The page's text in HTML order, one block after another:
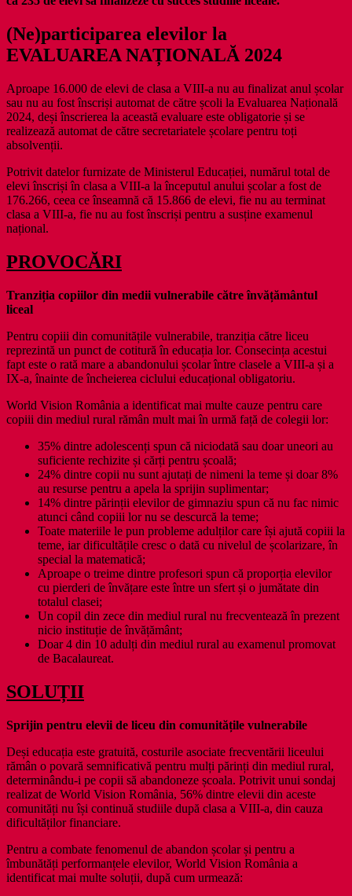
(Ne)participarea elevilor la
EVALUAREA NAȚIONALĂ 2024
Aproape 16.000 de elevi de clasa a VIII-a nu au finalizat anul școlar
sau nu au fost înscriși automat de către școli la Evaluarea Națională
2024, deși înscrierea la această evaluare este obligatorie și se
realizează automat de către secretariatele școlare pentru toți
absolvenții.
Potrivit datelor furnizate de Ministerul Educației, numărul total de
elevi înscriși în clasa a VIII-a la începutul anului școlar a fost de
176.266, ceea ce înseamnă că 15.866 de elevi, fie nu au terminat
clasa a VIII-a, fie nu au fost înscriși pentru a susține examenul
național.
PROVOCĂRI
Tranziția copiilor din medii vulnerabile către învățământul
liceal
Pentru copiii din comunitățile vulnerabile, tranziția către liceu
reprezintă un punct de cotitură în educația lor. Consecința acestui
fapt este o rată mare a abandonului școlar între clasele a VIII-a și a
IX-a, înainte de încheierea ciclului educațional obligatoriu.
World Vision România a identificat mai multe cauze pentru care
copiii din mediul rural rămân mult mai în urmă față de colegii lor:
35% dintre adolescenți spun că niciodată sau doar uneori au
suficiente rechizite și cărți pentru școală;
24% dintre copii nu sunt ajutați de nimeni la teme și doar 8%
au resurse pentru a apela la sprijin suplimentar;
14% dintre părinții elevilor de gimnaziu spun că nu fac nimic
atunci când copiii lor nu se descurcă la teme;
Toate materiile le pun probleme adulților care își ajută copiii la
teme, iar dificultățile cresc o dată cu nivelul de școlarizare, în
special la matematică;
Aproape o treime dintre profesori spun că proporția elevilor
cu pierderi de învățare este între un sfert și o jumătate din
totalul clasei;
Un copil din zece din mediul rural nu frecventează în prezent
nicio instituție de învățământ;
Doar 4 din 10 adulți din mediul rural au examenul promovat
de Bacalaureat.
SOLUȚII
Sprijin pentru elevii de liceu din comunitățile vulnerabile
Deși educația este gratuită, costurile asociate frecventării liceului
rămân o povară semnificativă pentru mulți părinți din mediul rural,
determinându-i pe copii să abandoneze școala. Potrivit unui sondaj
realizat de World Vision România, 56% dintre elevii din aceste
comunități nu își continuă studiile după clasa a VIII-a, din cauza
dificultăților financiare.
Pentru a combate fenomenul de abandon școlar și pentru a
îmbunătăți performanțele elevilor, World Vision România a
identificat mai multe soluții, după cum urmează: